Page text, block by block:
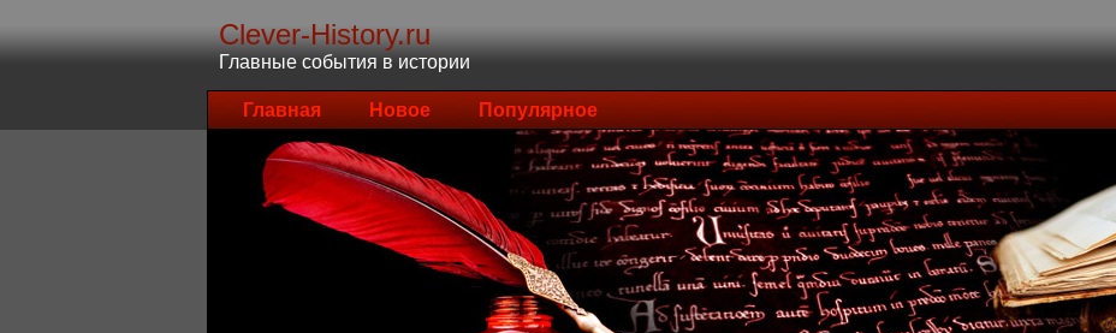
Clever-History.ru
Главные события в истории
Главная Новое Популярное